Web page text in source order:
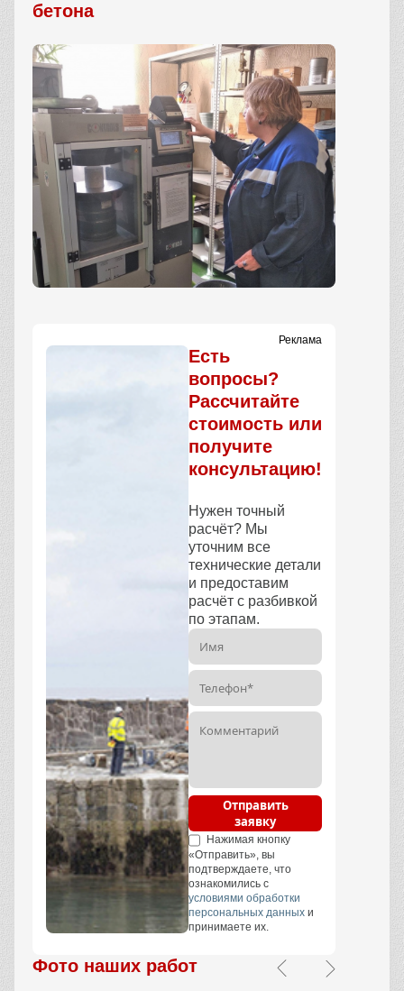
бетона
Реклама
Есть
вопросы?
Рассчитайте
стоимость или
получите
консультацию!
Нужен точный
расчёт? Мы
уточним все
технические детали
и предоставим
расчёт с разбивкой
по этапам.
Отправить
заявку
Нажимая кнопку
«Отправить», вы
подтверждаете, что
ознакомились с
условиями обработки
персональных данных и
принимаете их.
Фото наших работ